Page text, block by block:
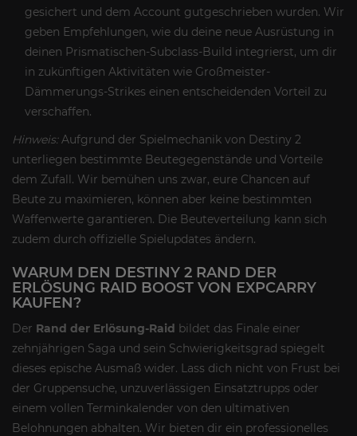
gesichert und dem Account gutgeschrieben wurden. Wir
geben Empfehlungen, wie du deine neue Ausrüstung in
deinen Prismatischen-Subclass-Build integrierst, um dir
in zukünftigen Aktivitäten wie Großmeister-
Dämmerungs-Strikes einen entscheidenden Vorteil zu
verschaffen.
Hinweis:Aufgrund der Spielmechanik von Destiny 2
unterliegen bestimmte Beutegegenstände und Vorteile
dem Zufall. Wir bemühen uns zwar, eure Chancen auf
Beute zu maximieren, können aber keine bestimmten
Waffenwerte garantieren. Die Beuteverteilung kann sich
zudem durch offizielle Spielupdates ändern.
WARUM DEN DESTINY 2 RAND DER
ERLÖSUNG RAID BOOST VON EXPCARRY
KAUFEN?
Der Rand der Erlösung-Raid bildet das Finale einer
zehnjährigen Saga und sein Schwierigkeitsgrad spiegelt
dieses epische Ausmaß wider. Lass dich nicht von Frust bei
der Gruppensuche, unzuverlässigen Einsatztrupps oder
einem vollen Terminkalender von den ultimativen
Belohnungen abhalten. Wir bieten dir ein professionelles